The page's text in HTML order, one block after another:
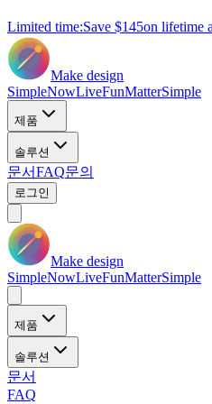
Limited time:Save $145on lifetime
Make design
SimpleNowLiveFunMatterSimple
제품
솔루션
문서FAQ문의
로그인
Make design
SimpleNowLiveFunMatterSimple
제품
솔루션
문서
FAQ